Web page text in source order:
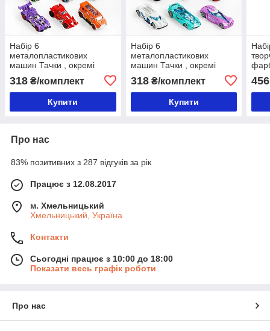
Набір 6
металопластикових
машин Тачки , окремі
318 ₴/комплект
Купити
Набір 6
металопластикових
машин Тачки , окремі
318₴/комплект
Купити
456
Про нас
83% позитивних з 287 відгуків за рік
Працює з 12.08.2017
м. Хмельницький
Хмельницький, Україна
Контакти
Сьогодні працює з 10:00 до 18:00
Показати весь графік роботи
Про нас